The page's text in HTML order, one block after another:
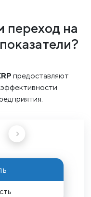
переход на
предоставляют